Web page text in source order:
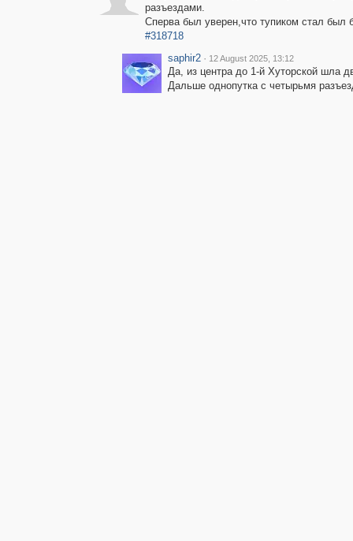
разъездами.
Сперва был уверен,что тупиком стал был
#318718
saphir2 · 12 August 2025, 13:12
Да, из центра до 1-й Хуторской шла
Дальше однопутка с четырьмя